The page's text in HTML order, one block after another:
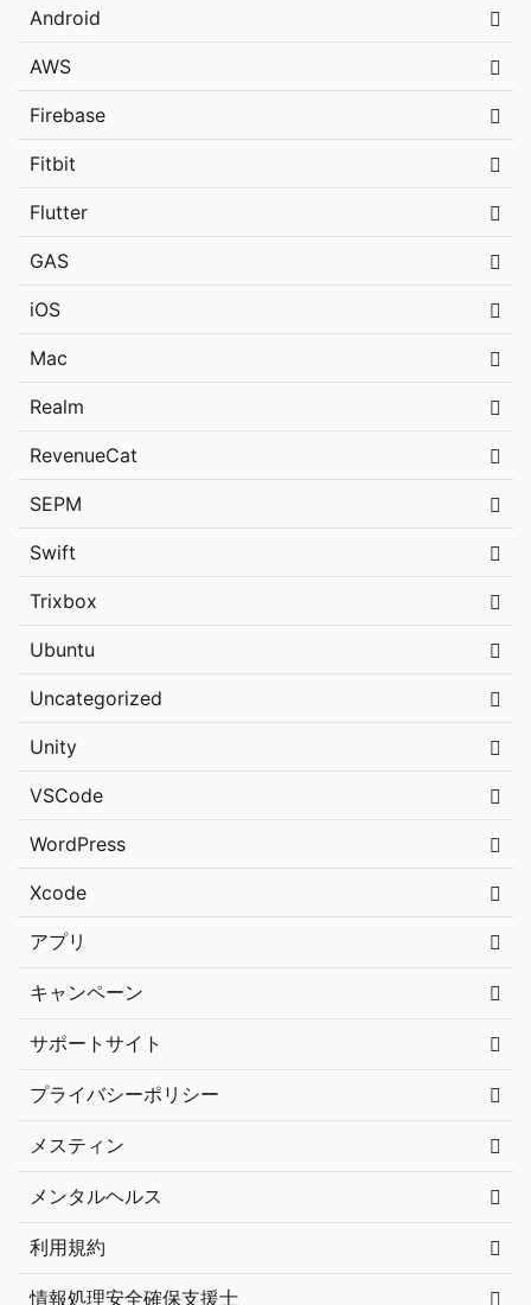
Android
AWS
Firebase
Fitbit
Flutter
GAS
iOS
Mac
Realm
RevenueCat
SEPM
Swift
Trixbox
Ubuntu
Uncategorized
Unity
VSCode
WordPress
Xcode
アプリ
キャンペーン
サポートサイト
プライバシーポリシー
メスティン
メンタルヘルス
利用規約
情報処理安全確保支援士